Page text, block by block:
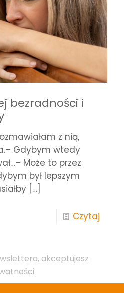
bezradności i
z nią,
Gdybym wtedy
Może to przez
był lepszym
[…]
Czytaj
akceptujesz